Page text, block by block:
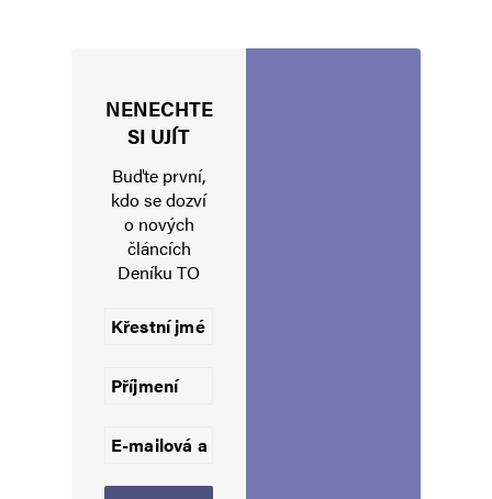
Uložit do prohlížeče jméno, e-mail a webovou stránku pro budoucí
Informujte mě o nových komentářích e-mailem.
Alternative:
NENECHTE
SI UJÍT
Buďte první,
kdo se dozví
o nových
článcích
Deníku TO